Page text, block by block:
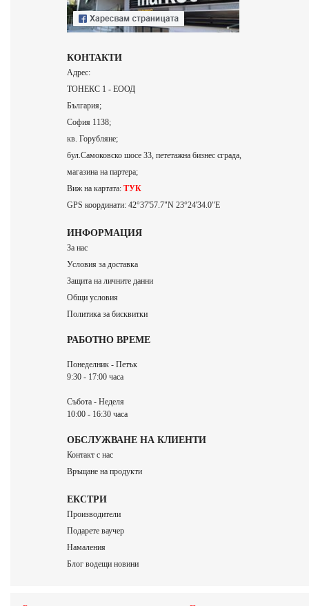
КОНТАКТИ
Адрес:
ТОНЕКС 1 - ЕООД
България;
София 1138;
кв. Горубляне;
бул.Самоковско шосе 33, пететажна бизнес сграда,
магазина на партера;
Виж на картата: ТУК
GPS координати: 42°37'57.7"N 23°24'34.0"E
ИНФОРМАЦИЯ
За нас
Условия за доставка
Защита на личните данни
Общи условия
Политика за бисквитки
РАБОТНО ВРЕМЕ
Понеделник - Петък
9:30 - 17:00 часа
Събота - Неделя
10:00 - 16:30 часа
ОБСЛУЖВАНЕ НА КЛИЕНТИ
Контакт с нас
Връщане на продукти
ЕКСТРИ
Производители
Подарете ваучер
Намаления
Блог водещи новини